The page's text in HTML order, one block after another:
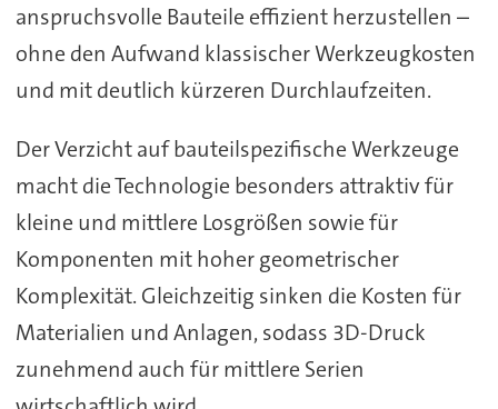
anspruchsvolle Bauteile effizient herzustellen –
ohne den Aufwand klassischer Werkzeugkosten
und mit deutlich kürzeren Durchlaufzeiten.
Der Verzicht auf bauteilspezifische Werkzeuge
macht die Technologie besonders attraktiv für
kleine und mittlere Losgrößen sowie für
Komponenten mit hoher geometrischer
Komplexität. Gleichzeitig sinken die Kosten für
Materialien und Anlagen, sodass 3D-Druck
zunehmend auch für mittlere Serien